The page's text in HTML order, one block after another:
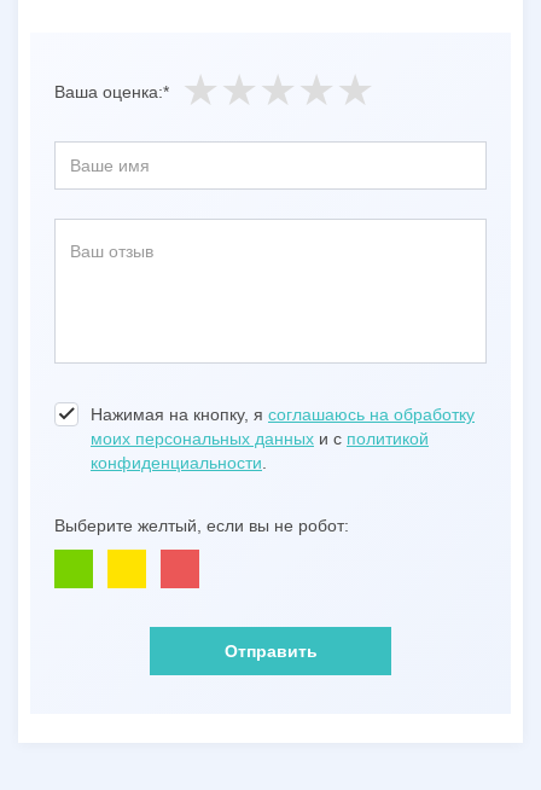
Ваша оценка:*
Нажимая на кнопку, я соглашаюсь на обработку
моих персональных данных и с политикой
конфиденциальности
Выберите желтый, если вы не робот:
Отправить